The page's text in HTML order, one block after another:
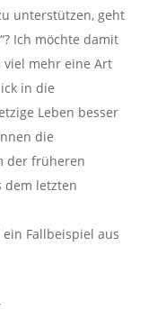
unterstützen, geht
Ich möchte damit
viel mehr eine Art
in die
Leben besser
die
der früheren
dem letzten
Fallbeispiel aus